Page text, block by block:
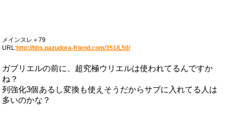
メインスレ＋79
URL:http://bbs.pazudora-friend.com/351/L50/
ガブリエルの前に、超究極ウリエルは使われてるんですか
ね？
列強化3個あるし変換も使えそうだからサブに入れてる人は
多いのかな？